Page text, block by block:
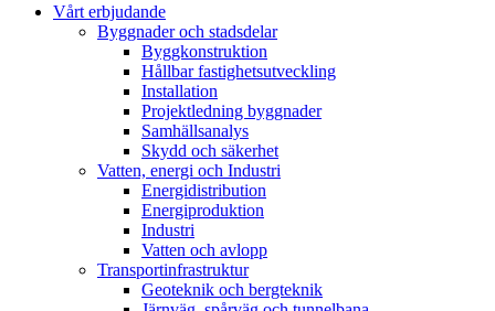
Vårt erbjudande
Byggnader och stadsdelar
Byggkonstruktion
Hållbar fastighetsutveckling
Installation
Projektledning byggnader
Samhällsanalys
Skydd och säkerhet
Vatten, energi och Industri
Energidistribution
Energiproduktion
Industri
Vatten och avlopp
Transportinfrastruktur
Geoteknik och bergteknik